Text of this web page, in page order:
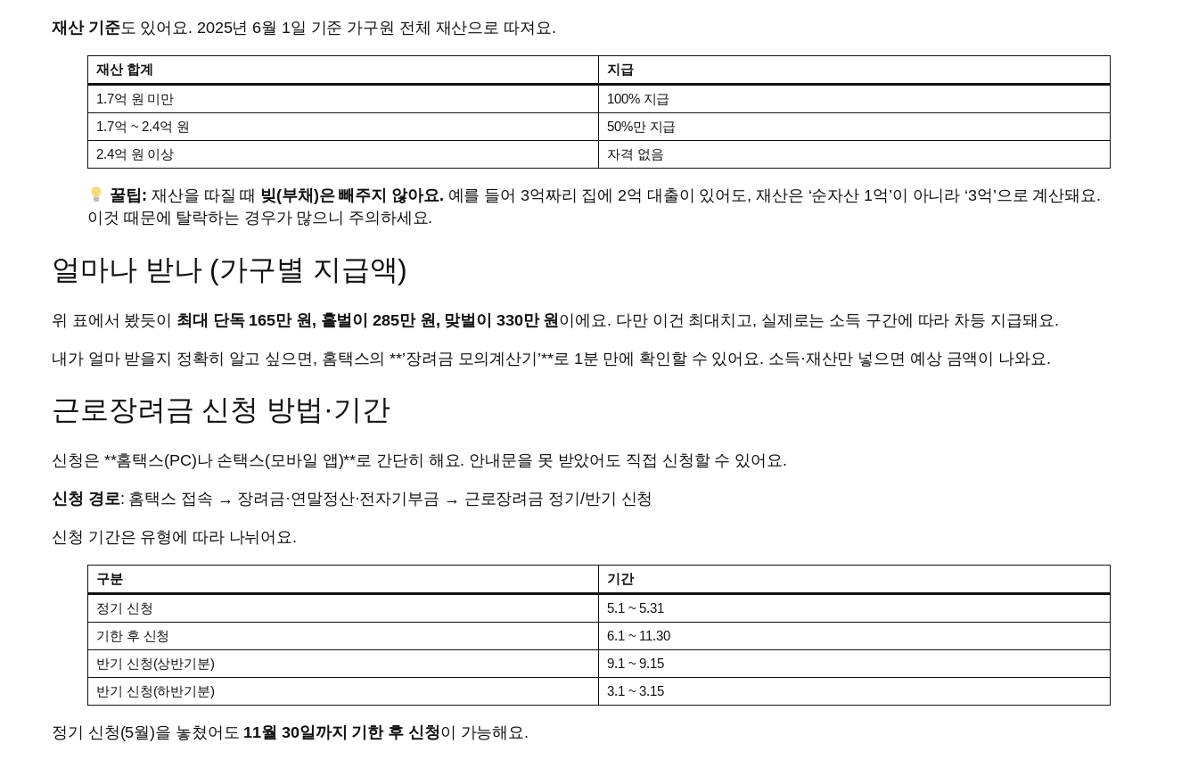
재산 기준도 있어요. 2025년 6월 1일 기준 가구원 전체 재산으로 따져요.
재산 합계
지급
1.7억 원 미만
100% 지급
1.7억 ~ 2.4억 원
50%만 지급
2.4억 원 이상
자격 없음
꿀팁: 재산을 따질 때 빚(부채)은 빼주지 않아요. 예를 들어 3억짜리 집에 2억 대출이 있어도, 재산은 ‘순자산 1억’이 아니라 ‘3억’으로 계산돼요.
이것 때문에 탈락하는 경우가 많으니 주의하세요.
얼마나 받나 (가구별 지급액)
위 표에서 봤듯이 최대 단독 165만 원, 홑벌이 285만 원, 맞벌이 330만 원 이에요. 다만 이건 최대치고, 실제로는 소득 구간에 따라 차등 지급돼요.
내가 얼마 받을지 정확히 알고 싶으면, 홈택스의 **’장려금 모의계산기’**로 1분 만에 확인할 수 있어요. 소득·재산만 넣으면 예상 금액이 나와요.
근로장려금 신청 방법·기간
신청은 **홈택스(PC)나 손택스(모바일 앱)**로 간단히 해요. 안내문을 못 받았어도 직접 신청할 수 있어요.
신청 경로: 홈택스 접속 → 장려금·연말정산·전자기부금 → 근로장려금 정기/반기 신청
신청 기간은 유형에 따라 나뉘어요.
구분
기간
정기 신청
5.1 ~ 5.31
기한 후 신청
6.1 ~ 11.30
반기 신청(상반기분)
9.1 ~ 9.15
반기 신청(하반기분)
3.1 ~ 3.15
정기 신청(5월)을 놓쳤어도 11월 30일까지 기한 후 신청이 가능해요.